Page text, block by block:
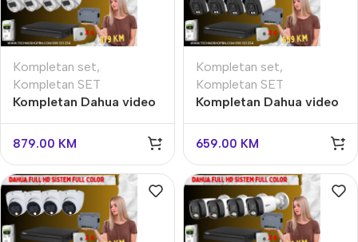
Kompletan set,
Kompletan SET
Kompletan Dahua video
nadzor SET 5 MPX 4
kamere slika u boji
879.00 KM
Kompletan set,
Kompletan SET
Kompletan Dahua video
nadzor SET 4 kamere
slika u boji
659.00 KM